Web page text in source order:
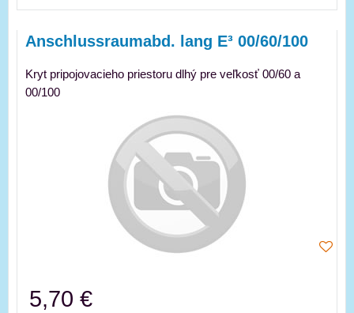
Anschlussraumabd. lang E³ 00/60/100
Kryt pripojovacieho priestoru dlhý pre veľkosť 00/60 a
00/100
5,70 €